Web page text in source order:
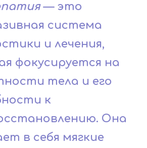
— это
система
и лечения,
фокусируется на
тела и его
к
Она
в себя мягкие